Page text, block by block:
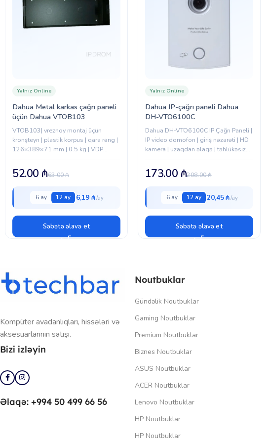
Dahua Metal karkas çağrı paneli
üçün Dahua VTOB103
Yalnız Online
VTOB103| vreznoy montaj üçün
kronşteyn | plastik korpus | qara rəng |
126×389×71 mm | 0.5 kg | VDP
63.00₼
52.00 ₼
6 ay 12 ay 6,19 ₼
Səbətə əlavə et
Dahua IP-çağrı paneli Dahua
DH-VTO6100C
Yalnız Online
Dahua DH-VTO6100C IP Çağrı Paneli |
IP video domofon | giriş nəzarəti | HD
kamera | uzaqdan əlaqə | təhlükəsiz
208.00₼
173.00 ₼
6 ay 12 ay 20,45 ₼
Səbətə əlavə et
Kompüter avadanlıqları, hissələri və
aksesuarlarının satışı.
Bizi izləyin
Əlaqə: +994 50 499 66 56
Noutbuklar
Gündəlik Noutbuklar
Gaming Noutbuklar
Premium Noutbuklar
Biznes Noutbuklar
ASUS Noutbuklar
ACER Noutbuklar
Lenovo Noutbuklar
HP Noutbuklar
HP Noutbuklar